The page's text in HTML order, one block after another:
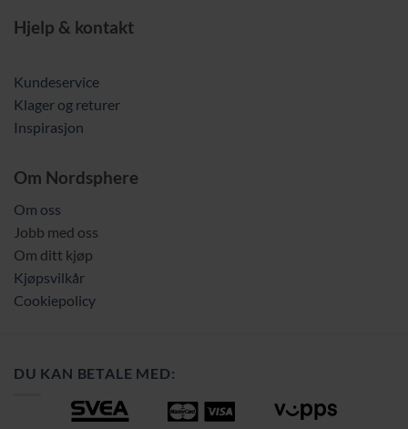
Hjelp & kontakt
Kundeservice
Klager og returer
Inspirasjon
Om Nordsphere
Om oss
Jobb med oss
Om ditt kjøp
Kjøpsvilkår
Cookiepolicy
DU KAN BETALE MED: